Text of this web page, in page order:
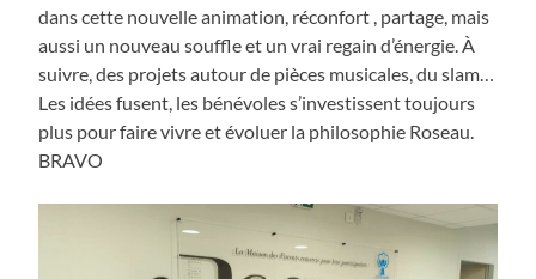
dans cette nouvelle animation, réconfort , partage, mais
aussi un nouveau souffle et un vrai regain d’énergie. À
suivre, des projets autour de pièces musicales, du slam…
Les idées fusent, les bénévoles s’investissent toujours
plus pour faire vivre et évoluer la philosophie Roseau.
BRAVO